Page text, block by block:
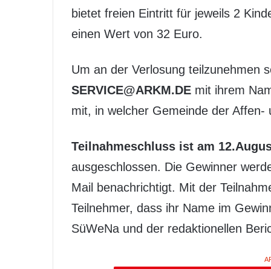
bietet freien Eintritt für jeweils 2
einen Wert von 32 Euro.
Um an der Verlosung teilzunehmen
SERVICE@ARKM.DE mit ihrem
mit, in welcher Gemeinde der Affen-
Teilnahmeschluss ist am
ausgeschlossen. Die Gewinner
Mail benachrichtigt. Mit der
Teilnehmer, dass ihr Name im
SüWeNa und der redaktionellen